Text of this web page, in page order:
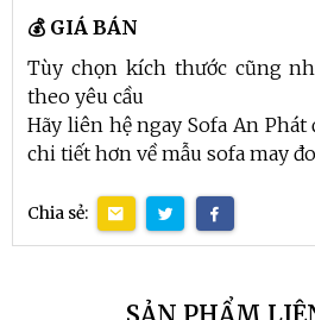
💰 GIÁ BÁN
Tùy chọn kích thước cũng
theo yêu cầu
Hãy liên hệ ngay Sofa An Phát
chi tiết hơn về mẫu sofa may
Chia sẻ: